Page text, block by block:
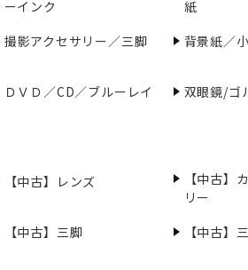
ーインク
紙
撮影アクセサリー／三脚 背景紙／
ＤＶＤ／CD／ブルーレイ 双眼鏡/ゴ
【中古】レンズ
【中古】
リー
【中古】三脚 【中古】